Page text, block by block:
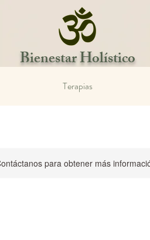
Bienestar Holístico
Terapias
para obtener más